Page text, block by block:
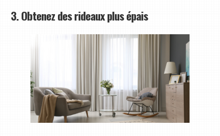
3. Obtenez des rideaux plus épais